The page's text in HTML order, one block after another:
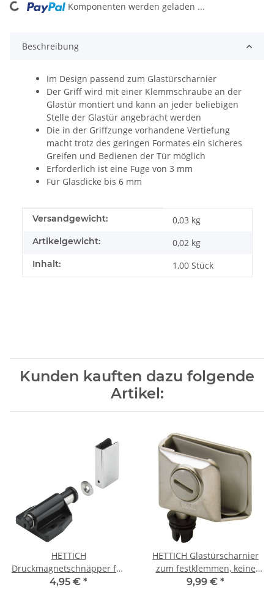
Loading... Komponenten werden geladen ...
Beschreibung
Im Design passend zum Glastürscharnier
Der Griff wird mit einer Klemmschraube an der
Glastür montiert und kann an jeder beliebigen
Stelle der Glastür angebracht werden
Die in der Griffzunge vorhandene Vertiefung
macht trotz des geringen Formates ein sicheres
Greifen und Bedienen der Tür möglich
Erforderlich ist eine Fuge von 3 mm
Für Glasdicke bis 6 mm
Produkteigenschaft
Wert
Versandgewicht: 0,03 kg
Artikelgewicht: 0,02 kg
Inhalt: 1,00 Stück
Kunden kauften dazu folgende
Artikel:
HETTICH
Druckmagnetschnäpper für
Glastür, schwarz
4,95 € *
HETTICH Glastürscharnier
zum festklemmen, keine
Glasbohrung nötig, 1 Set
9,99 € *